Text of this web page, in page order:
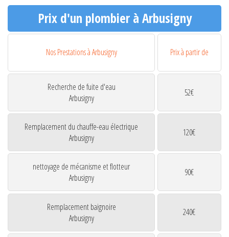
Prix d'un plombier à Arbusigny
Nos Prestations à Arbusigny Prix à partir de
Recherche de fuite d'eau
Arbusigny
52€
Remplacement du chauffe-eau électrique
Arbusigny
120€
nettoyage de mécanisme et flotteur
Arbusigny
90€
Remplacement baignoire
Arbusigny
240€